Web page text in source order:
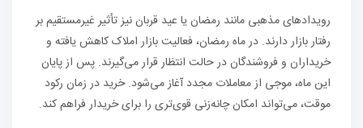
رویدادهای مذهبی مانند رمضان یا عید قربان نیز تأثیر غیرمستقیم بر
رفتار بازار دارند. در ماه رمضان، فعالیت بازار املاک کاهش یافته و
خریداران و فروشندگان در حالت انتظار قرار می‌گیرند. پس از پایان
این ماه، موجی از معاملات مجدد آغاز می‌شود. خرید در زمان رکود
موقت، می‌تواند امکان چانه‌زنی قوی‌تری را برای خریدار فراهم کند.